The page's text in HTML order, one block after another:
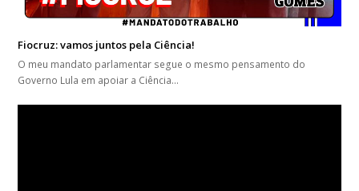
Fiocruz: vamos juntos pela Ciência!
O meu mandato parlamentar segue o mesmo pensamento do
Governo Lula em apoiar a Ciência…